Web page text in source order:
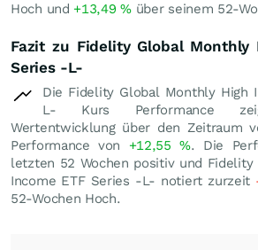
Hoch und +13,49%über seinem 52-
Fazit zu Fidelity Global Monthly
Series -L-
Die Fidelity Global Monthly High
L- Kurs Performance
Wertentwicklung über den Zeitraum
Performance von +12,55%. Die
letzten 52 Wochen positiv und Fidelity
Income ETF Series -L- notiert zurzeit
52-Wochen Hoch.